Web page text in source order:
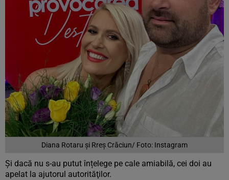
Diana Rotaru și Rreș Crăciun/ Foto: Instagram
Și dacă nu s-au putut înțelege pe cale amiabilă, cei doi au
apelat la ajutorul autorităţilor.